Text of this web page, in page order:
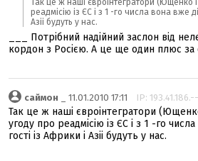
Так це ж наші євроінтегратори (Ющенко
реадмісію із ЄС і з 1 -го числа вона вже
Азіі будуть у нас.
___ Потрібний надійний заслон від
кордон з Росією. А це ще один плюс за
саймон _ 11.01.2010 17:11 IP:
Так це ж наші євроінтегратори
угоду про реадмісію із ЄС і з 1 -го
гості із Африки і Азіі будуть у нас.